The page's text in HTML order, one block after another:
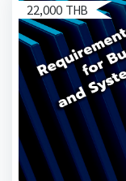
22,000 THB